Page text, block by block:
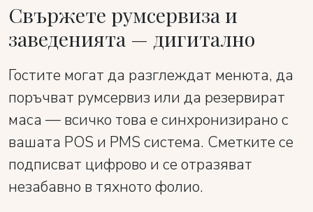
Свържете румсервиза и
заведенията — дигитално
Гостите могат да разглеждат менюта, да
поръчват румсервиз или да резервират
маса — всичко това е синхронизирано с
вашата POS и PMS система. Сметките се
подписват цифрово и се отразяват
незабавно в тяхното фолио.